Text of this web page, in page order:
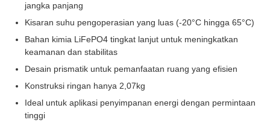
jangka panjang
Kisaran suhu pengoperasian yang luas (-20°C hingga 65°C)
Bahan kimia LiFePO4 tingkat lanjut untuk meningkatkan
keamanan dan stabilitas
Desain prismatik untuk pemanfaatan ruang yang efisien
Konstruksi ringan hanya 2,07kg
Ideal untuk aplikasi penyimpanan energi dengan permintaan
tinggi